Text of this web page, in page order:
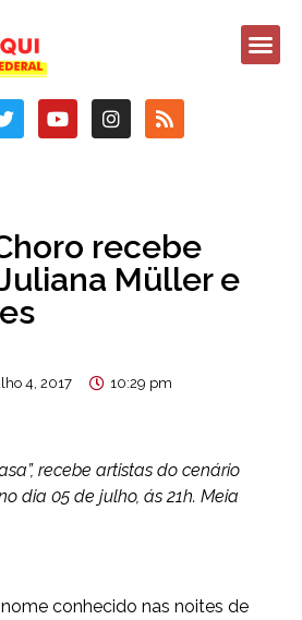
recebe
Müller e
4, 2017
10:29 pm
recebe artistas do cenário
dia 05 de julho, ás 21h. Meia
conhecido nas noites de